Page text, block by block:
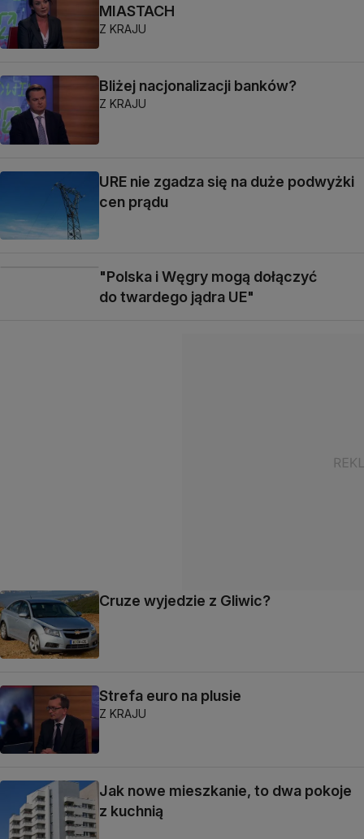
MIASTACH
Z KRAJU
Bliżej nacjonalizacji banków?
Z KRAJU
URE nie zgadza się na duże podwyżki
cen prądu
"Polska i Węgry mogą dołączyć
do twardego jądra UE"
Cruze wyjedzie z Gliwic?
Strefa euro na plusie
Z KRAJU
Jak nowe mieszkanie, to dwa pokoje
z kuchnią